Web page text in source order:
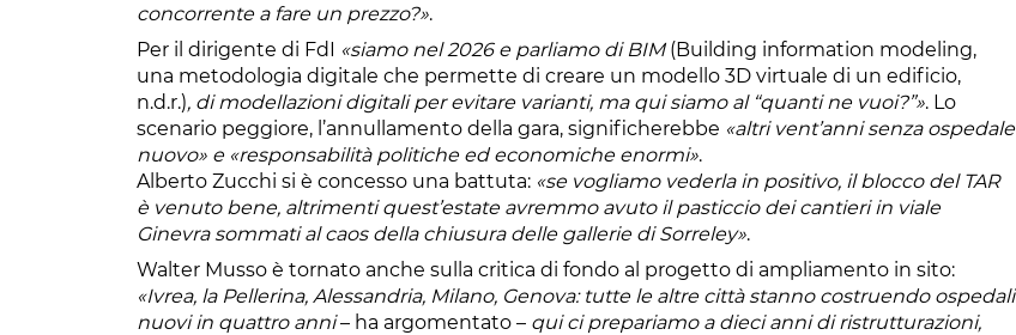
concorrente a fare un prezzo?».
Per il dirigente di FdI «siamo nel 2026 e parliamo di BIM(Building information modeling,
una metodologia digitale che permette di creare un modello 3D virtuale di un edificio,
n.d.r.), di modellazioni digitali per evitare varianti, ma qui siamo al “quanti ne vuoi?”». Lo
scenario peggiore, l’annullamento della gara, significherebbe «altri vent’anni senza ospedale
nuovo» e «responsabilità politiche ed economiche enormi».
Alberto Zucchi si è concesso una battuta: «se vogliamo vederla in positivo, il blocco del TAR
è venuto bene, altrimenti quest’estate avremmo avuto il pasticcio dei cantieri in viale
Ginevra sommati al caos della chiusura delle gallerie di Sorreley».
Walter Musso è tornato anche sulla critica di fondo al progetto di ampliamento in sito:
«Ivrea, la Pellerina, Alessandria, Milano, Genova: tutte le altre città stanno costruendo ospedali
nuovi in quattro anni– ha argomentato – qui ci prepariamo a dieci anni di ristrutturazioni,